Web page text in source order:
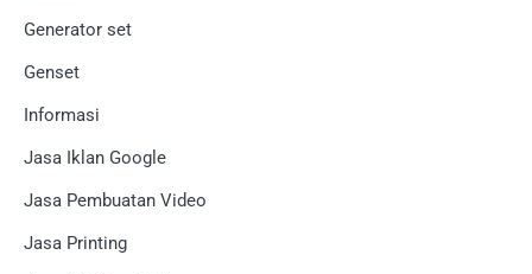
Generator set
Genset
Informasi
Jasa Iklan Google
Jasa Pembuatan Video
Jasa Printing